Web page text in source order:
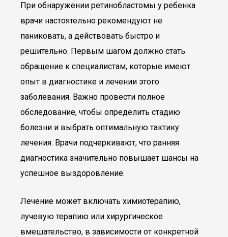
При обнаружении ретинобластомы у ребенка
врачи настоятельно рекомендуют не
паниковать, а действовать быстро и
решительно. Первым шагом должно стать
обращение к специалистам, которые имеют
опыт в диагностике и лечении этого
заболевания. Важно провести полное
обследование, чтобы определить стадию
болезни и выбрать оптимальную тактику
лечения. Врачи подчеркивают, что ранняя
диагностика значительно повышает шансы на
успешное выздоровление.
Лечение может включать химиотерапию,
лучевую терапию или хирургическое
вмешательство, в зависимости от конкретной